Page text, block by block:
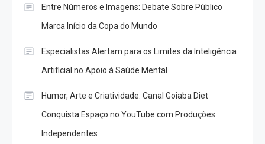
Entre Números e Imagens: Debate Sobre Público
Marca Início da Copa do Mundo
Especialistas Alertam para os Limites da Inteligência
Artificial no Apoio à Saúde Mental
Humor, Arte e Criatividade: Canal Goiaba Diet
Conquista Espaço no YouTube com Produções
Independentes